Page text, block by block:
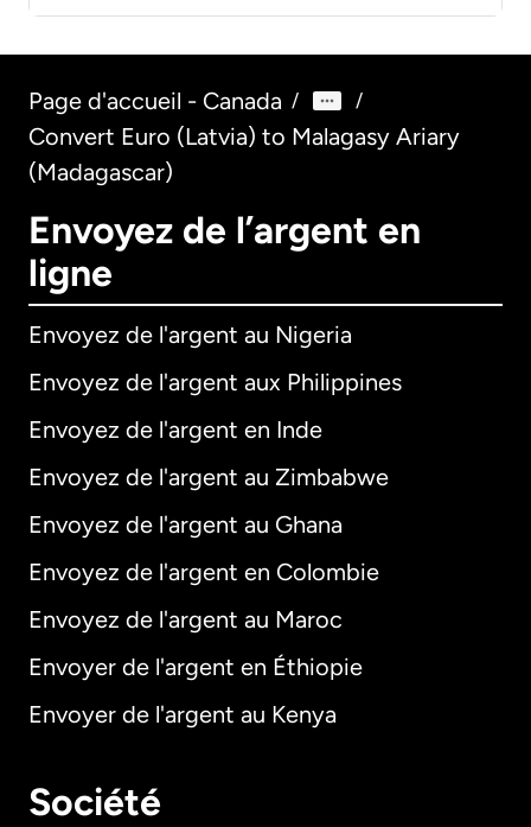
Page d'accueil - Canada / /
Convert Euro (Latvia) to Malagasy Ariary
(Madagascar)
Envoyez de l’argent en
ligne
Envoyez de l'argent au Nigeria
Envoyez de l'argent aux Philippines
Envoyez de l'argent en Inde
Envoyez de l'argent au Zimbabwe
Envoyez de l'argent au Ghana
Envoyez de l'argent en Colombie
Envoyez de l'argent au Maroc
Envoyer de l'argent en Éthiopie
Envoyer de l'argent au Kenya
Société